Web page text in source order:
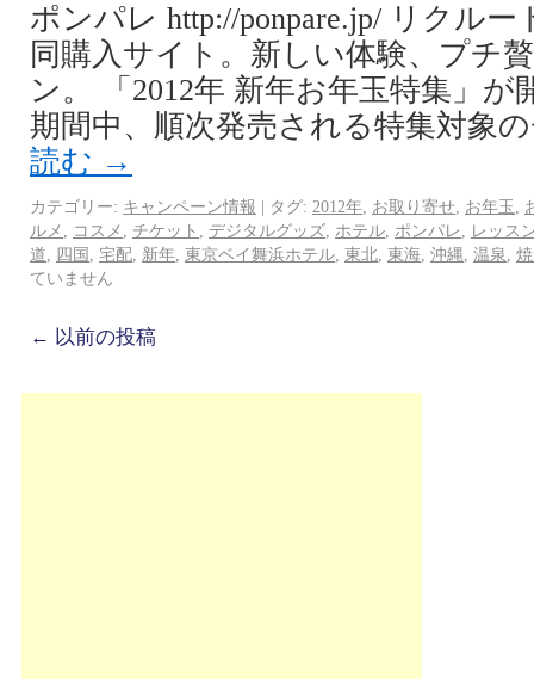
ポンパレ http://ponpare.jp/ リクル
同購入サイト。新しい体験、プチ
ン。 「2012年 新年お年玉特集」
期間中、順次発売される特集対象
読む →
カテゴリー: キャンペーン情報 | タグ: 2012年 お取り寄せ お年玉
ルメ
コスメ チケット デジタルグッズ ホテル ポンパレ
レッス
道
四国 宅配 新年 東京ベイ舞浜ホテル 東北 東海 沖縄 温泉
ていません
← 以前の投稿